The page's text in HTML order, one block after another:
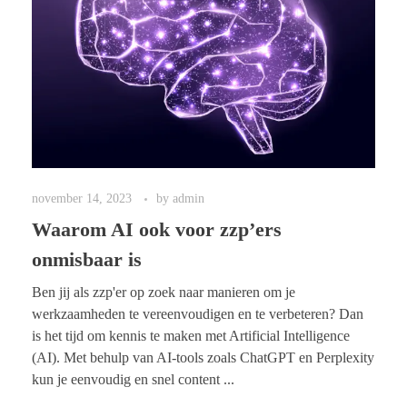
AIware scan
AI Roadmap
AI INTERN BEGELEIDEN
BOEK
november 14, 2023 by admin
Waarom AI ook voor zzp’ers
onmisbaar is
Ben jij als zzp'er op zoek naar manieren om je
werkzaamheden te vereenvoudigen en te verbeteren? Dan
is het tijd om kennis te maken met Artificial Intelligence
(AI). Met behulp van AI-tools zoals ChatGPT en Perplexity
kun je eenvoudig en snel content ...